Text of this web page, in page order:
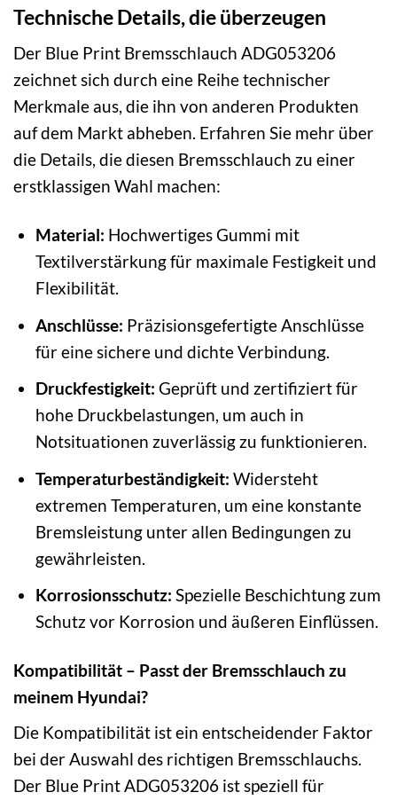
Technische Details, die überzeugen
Der Blue Print Bremsschlauch ADG053206
zeichnet sich durch eine Reihe technischer
Merkmale aus, die ihn von anderen Produkten
auf dem Markt abheben. Erfahren Sie mehr über
die Details, die diesen Bremsschlauch zu einer
erstklassigen Wahl machen:
Material: Hochwertiges Gummi mit
Textilverstärkung für maximale Festigkeit und
Flexibilität.
Anschlüsse: Präzisionsgefertigte Anschlüsse
für eine sichere und dichte Verbindung.
Druckfestigkeit: Geprüft und zertifiziert für
hohe Druckbelastungen, um auch in
Notsituationen zuverlässig zu funktionieren.
Temperaturbeständigkeit: Widersteht
extremen Temperaturen, um eine konstante
Bremsleistung unter allen Bedingungen zu
gewährleisten.
Korrosionsschutz: Spezielle Beschichtung zum
Schutz vor Korrosion und äußeren Einflüssen.
Kompatibilität – Passt der Bremsschlauch zu
meinem Hyundai?
Die Kompatibilität ist ein entscheidender Faktor
bei der Auswahl des richtigen Bremsschlauchs.
Der Blue Print ADG053206 ist speziell für